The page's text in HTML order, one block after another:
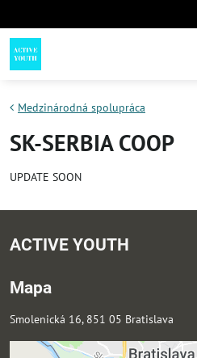
Medzinárodná spolupráca
SK-SERBIA COOP
UPDATE SOON
ACTIVE YOUTH
Mapa
Smolenická 16, 851 05 Bratislava